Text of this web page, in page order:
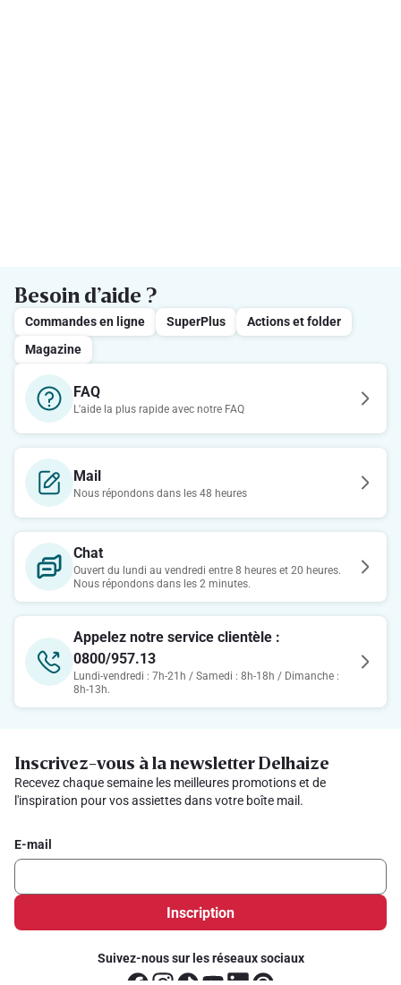
Besoin d’aide ?
Commandes en ligne SuperPlus
Actions et folder
Magazine
FAQ
L'aide la plus rapide avec notre FAQ
Mail
Nous répondons dans les 48 heures
Chat
Ouvert du lundi au vendredi entre 8 heures et 20 heures.
Nous répondons dans les 2 minutes.
Appelez notre service clientèle :
0800/957.13
Lundi-vendredi : 7h-21h / Samedi : 8h-18h / Dimanche :
8h-13h.
Inscrivez-vous à la newsletter Delhaize
Recevez chaque semaine les meilleures promotions et de
l'inspiration pour vos assiettes dans votre boîte mail.
E-mail
Inscription
Suivez-nous sur les réseaux sociaux